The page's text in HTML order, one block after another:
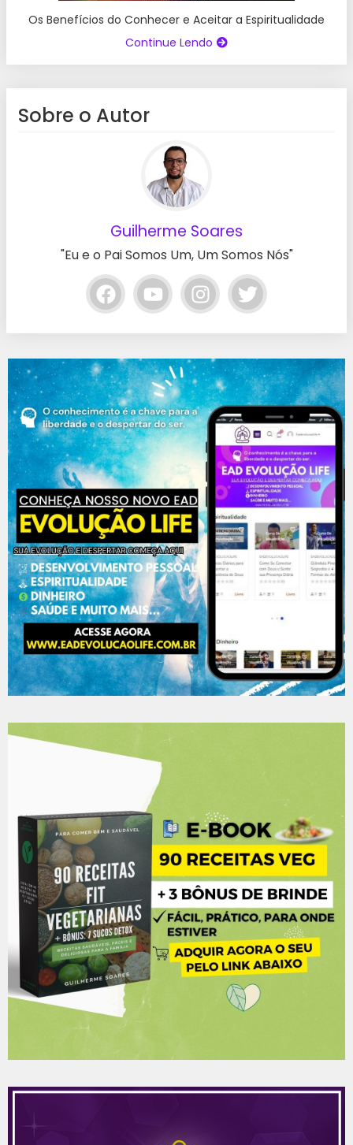
Os Benefícios do Conhecer e Aceitar a Espiritualidade
Continue Lendo
Sobre o Autor
Guilherme Soares
"Eu e o Pai Somos Um, Um Somos Nós"